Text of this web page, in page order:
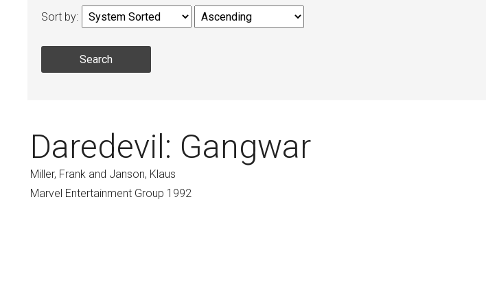
Sort by:
Daredevil: Gangwar
Miller, Frank and Janson, Klaus
Marvel Entertainment Group 1992